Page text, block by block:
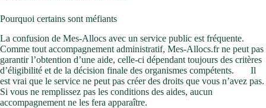
Pourquoi certains sont méfiants
La confusion de Mes-Allocs avec un service public est fréquente.
Comme tout accompagnement administratif, Mes-Allocs.fr ne peut pas
garantir l’obtention d’une aide, celle-ci dépendant toujours des critères
d’éligibilité et de la décision finale des organismes compétents.
Il
est vrai que le service ne peut pas créer des droits que vous n’avez pas.
Si vous ne remplissez pas les conditions des aides, aucun
accompagnement ne les fera apparaître.